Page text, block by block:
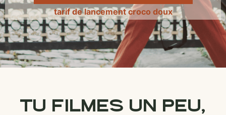
tarif de lancement croco doux
TU FILMES UN PEU,